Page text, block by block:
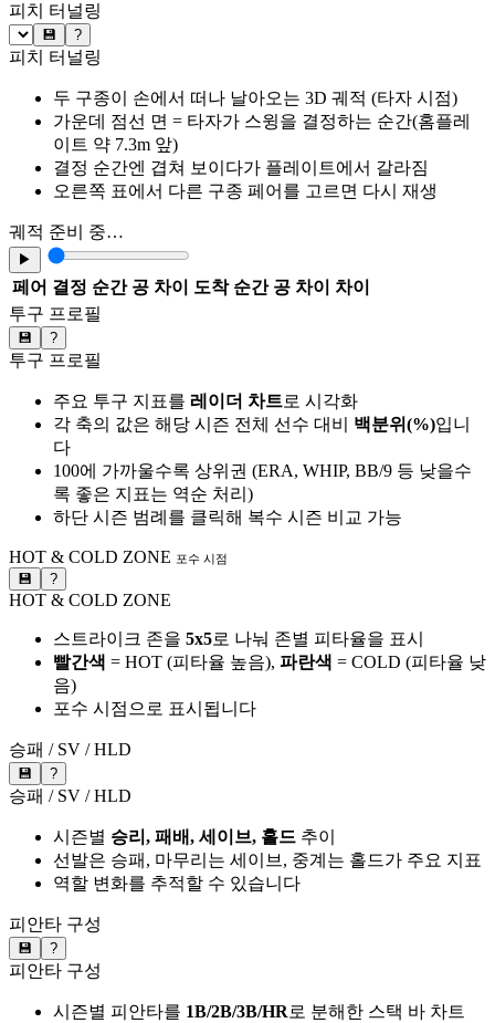
피치 터널링
💾 ?
피치 터널링
두 구종이 손에서 떠나 날아오는 3D 궤적 (타자 시점)
가운데 점선 면 = 타자가 스윙을 결정하는 순간(홈플레
이트 약 7.3m 앞)
결정 순간엔 겹쳐 보이다가 플레이트에서 갈라짐
오른쪽 표에서 다른 구종 페어를 고르면 다시 재생
궤적 준비 중…
▶
페어 결정 순간 공 차이 도착 순간 공 차이
차이
투구 프로필
💾 ?
투구 프로필
주요 투구 지표를 레이더 차트로 시각화
각 축의 값은 해당 시즌 전체 선수 대비 백분위(%)입니
다
100에 가까울수록 상위권 (ERA, WHIP, BB/9 등 낮을수
록 좋은 지표는 역순 처리)
하단 시즌 범례를 클릭해 복수 시즌 비교 가능
HOT & COLD ZONE 포수 시점
💾 ?
HOT & COLD ZONE
스트라이크 존을 5x5로 나눠 존별 피타율을 표시
빨간색 = HOT (피타율 높음), 파란색 = COLD (피타율 낮
음)
포수 시점으로 표시됩니다
승패 / SV / HLD
💾 ?
승패 / SV / HLD
시즌별 승리, 패배, 세이브, 홀드 추이
선발은 승패, 마무리는 세이브, 중계는 홀드가 주요 지표
역할 변화를 추적할 수 있습니다
피안타 구성
💾 ?
피안타 구성
시즌별 피안타를 1B/2B/3B/HR로 분해한 스택 바 차트